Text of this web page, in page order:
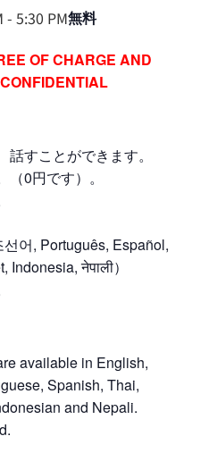
- 5:30 PM無料
OF CHARGE AND
すことができます。
0円です）。
선어, Português, Español,
नेपाली）
available in English,
Spanish, Thai,
and Nepali.